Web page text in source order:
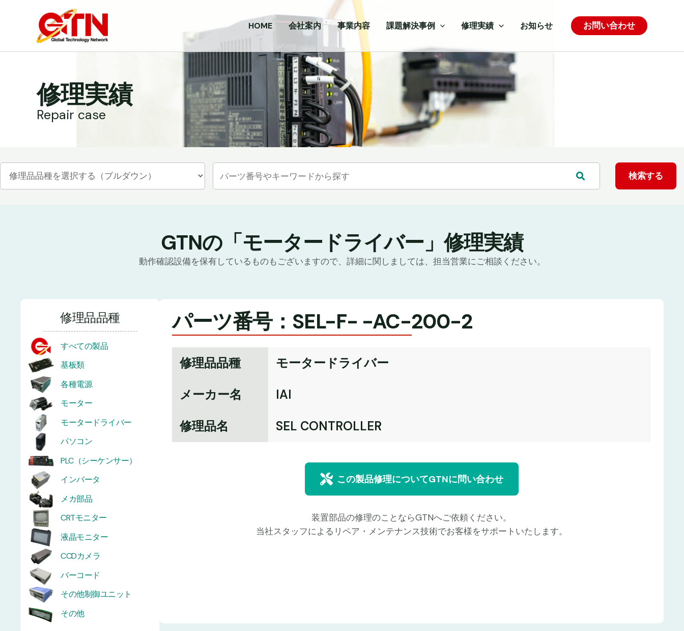
HOME 会社案内 事業内容 課題解決事例 修理実績 お知らせ お問い合わせ
修理実績
Repair case
GTNの「モータードライバー」修理実績
動作確認設備を保有しているものもございますので、詳細に関しましては、担当営業にご相談ください。
修理品品種
すべての製品
基板類
各種電源
モーター
モータードライバー
パソコン
PLC（シーケンサー）
インバータ
メカ部品
CRTモニター
液晶モニター
CCDカメラ
バーコード
その他制御ユニット
その他
パーツ番号：SEL-F- -AC-200-2
修理品品種
モータードライバー
メーカー名
IAI
修理品名
SEL CONTROLLER
この製品修理についてGTNに問い合わせ
装置部品の修理のことならGTNへご依頼ください。
当社スタッフによるリペア・メンテナンス技術でお客様をサポートいたします。